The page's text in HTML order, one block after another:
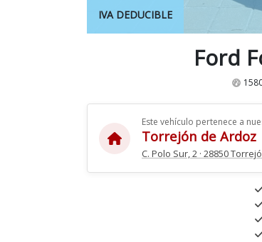
IVA DEDUCIBLE
Ford
Este vehículo pertenece a
Torrejón de Ardoz
C. Polo Sur, 2 · 28850